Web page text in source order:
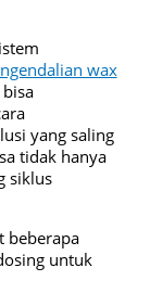
wax
yang saling
tidak hanya
siklus
beberapa
untuk